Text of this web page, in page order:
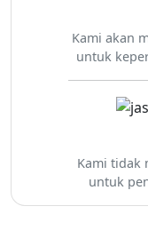
Kami akan
untuk
Kami tidak
untuk